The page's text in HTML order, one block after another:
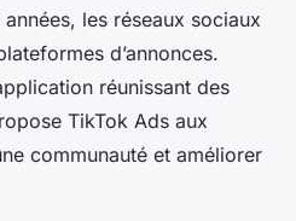
les réseaux sociaux
d’annonces.
réunissant des
TikTok Ads aux
communauté et améliorer